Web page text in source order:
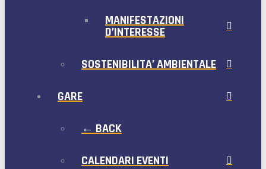
MANIFESTAZIONI
D’INTERESSE
SOSTENIBILITA’ AMBIENTALE
GARE
← BACK
CALENDARI EVENTI